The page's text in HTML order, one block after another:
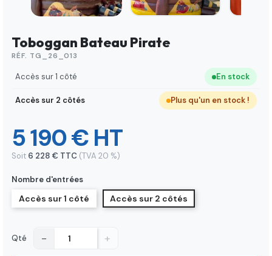
Toboggan Bateau Pirate
RÉF. TG_26_013
Accès sur 1 côté En stock
Accès sur 2 côtés Plus qu'un en stock !
5 190 € HT
Soit 6 228 € TTC (TVA 20 %)
Nombre d'entrées
Accès sur 1 côté Accès sur 2 côtés
Qté − +